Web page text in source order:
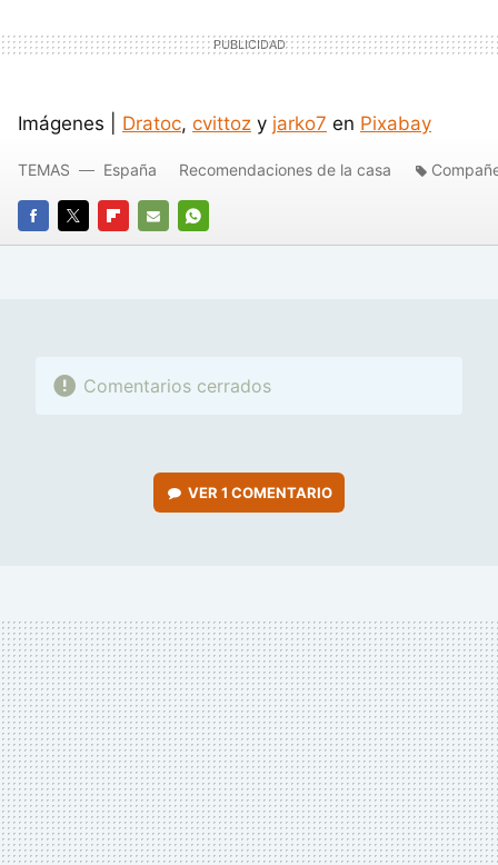
Imágenes | Dratoc, cvittoz y jarko7 en Pixabay
FACEBOOK
TWITTERFLIPBOARD
E-
WHATSAPP
TEMAS España Recomendaciones de la casa
Comentarios cerrados
VER 1 COMENTARIO